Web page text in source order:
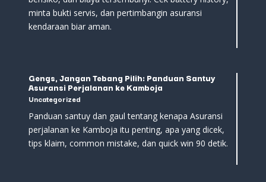
minta bukti servis, dan pertimbangin asuransi
kendaraan biar aman.
Gengs, Jangan Tebang Pilih: Panduan Santuy
Asuransi Perjalanan ke Kamboja
Uncategorized
Panduan santuy dan gaul tentang kenapa Asuransi
perjalanan ke Kamboja itu penting, apa yang dicek,
tips klaim, common mistake, dan quick win 90 detik.